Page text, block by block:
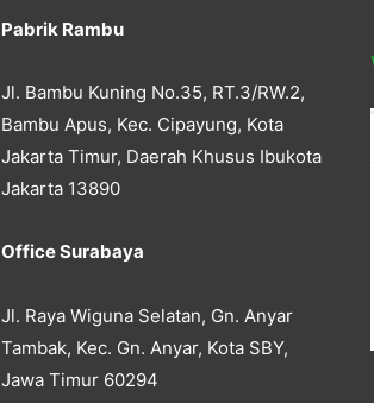
Pabrik Rambu
Jl. Bambu Kuning No.35, RT.3/RW.2,
Bambu Apus, Kec. Cipayung, Kota
Jakarta Timur, Daerah Khusus Ibukota
Jakarta 13890
Office Surabaya
Jl. Raya Wiguna Selatan, Gn. Anyar
Tambak, Kec. Gn. Anyar, Kota SBY,
Jawa Timur 60294